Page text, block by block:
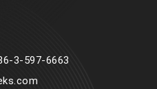
3-597-6663